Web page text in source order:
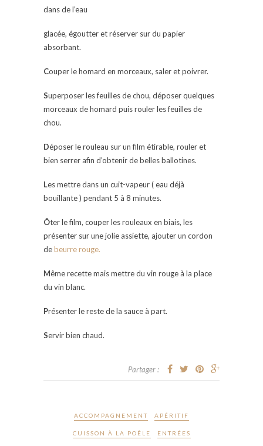
dans de l’eau
glacée, égoutter et réserver sur du papier
absorbant.
Couper le homard en morceaux, saler et poivrer.
Superposer les feuilles de chou, déposer quelques
morceaux de homard puis rouler les feuilles de
chou.
Déposer le rouleau sur un film étirable, rouler et
bien serrer afin d’obtenir de belles ballotines.
Les mettre dans un cuit-vapeur ( eau déjà
bouillante ) pendant 5 à 8 minutes.
Ôter le film, couper les rouleaux en biais, les
présenter sur une jolie assiette, ajouter un cordon
debeurre rouge.
Même recette mais mettre du vin rouge à la place
du vin blanc.
Présenter le reste de la sauce à part.
Servir bien chaud.
Partager :
ACCOMPAGNEMENT APÉRITIF
CUISSON À LA POÊLE ENTRÉES